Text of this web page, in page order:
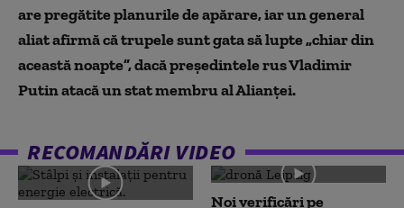
are pregătite planurile de apărare, iar un general
aliat afirmă că trupele sunt gata să lupte „chiar din
această noapte”, dacă președintele rus Vladimir
Putin atacă un stat membru al Alianței.
RECOMANDĂRI VIDEO
Noi verificări pe